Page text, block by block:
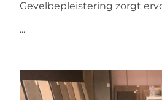
Gevelbepleistering zorgt
...